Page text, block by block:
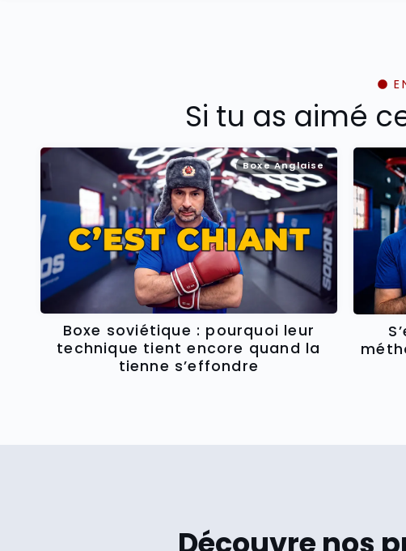
Si tu as aimé
Boxe Anglaise
Boxe soviétique : pourquoi leur
technique tient encore quand la
tienne s’effondre